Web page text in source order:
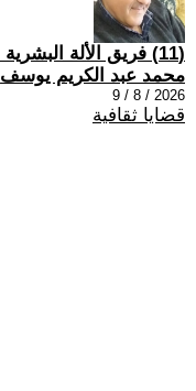
(11) فريق الألة البشرية - الحلقة السادسة
محمد عبد الكريم يوسف
2026 / 8 / 9
قضايا ثقافية